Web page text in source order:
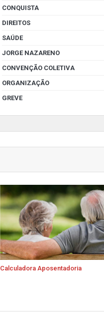
CONQUISTA
DIREITOS
SAÚDE
JORGE NAZARENO
CONVENÇÃO COLETIVA
ORGANIZAÇÃO
GREVE
Calculadora Aposentadoria